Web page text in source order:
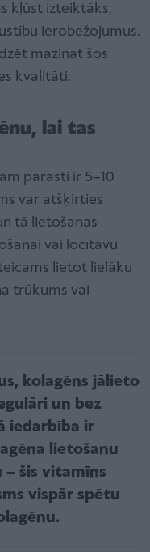
kļūst izteiktāks,
ierobežojumus.
mazināt šos
kvalitāti.
lai tas
parasti ir 5–10
var atšķirties
tā lietošanas
vai locītavu
lietot lielāku
trūkums vai
kolagēns jālieto
un bez
iedarbība ir
lietošanu
šis vitamīns
vispār spētu